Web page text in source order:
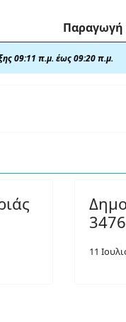
Παραγωγή
09:11 π.μ. έως 09:20 π.μ.
11